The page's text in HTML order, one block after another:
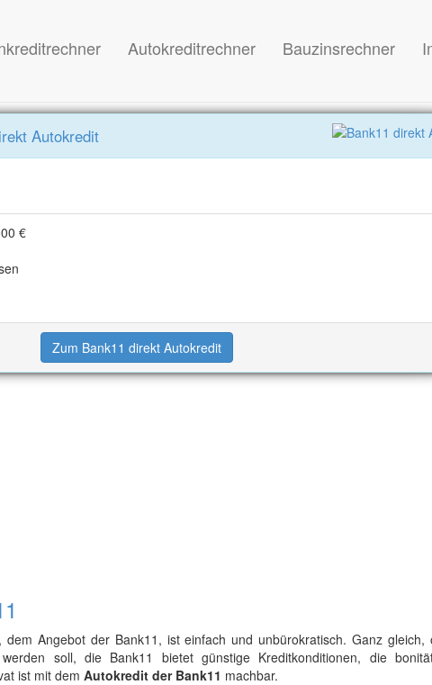
Autokreditrechner Bauzinsrechner
Autokredit
€
Zum Bank11 direkt Autokredit
dem Angebot der Bank11, ist einfach und unbürokratisch. Ganz
soll, die Bank11 bietet günstige Kreditkonditionen, die
ist mit dem Autokredit der Bank11 machbar.